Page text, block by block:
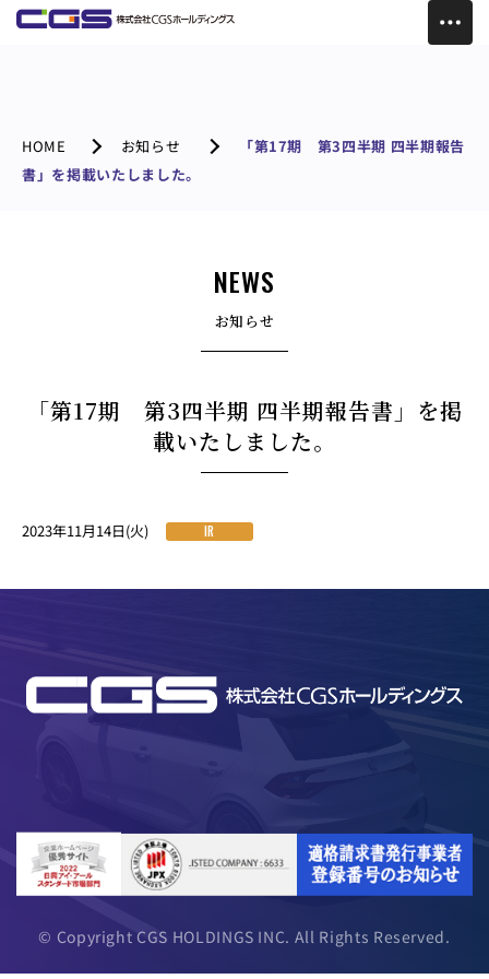
HOME お知らせ
「第17期 第3四半期 四半期報告
書」を掲載いたしました。
NEWS
お知らせ
「第17期 第3四半期 四半期報告書」を掲
載いたしました。
2023年11月14日(火) IR
© Copyright CGS HOLDINGS INC. All Rights Reserved.